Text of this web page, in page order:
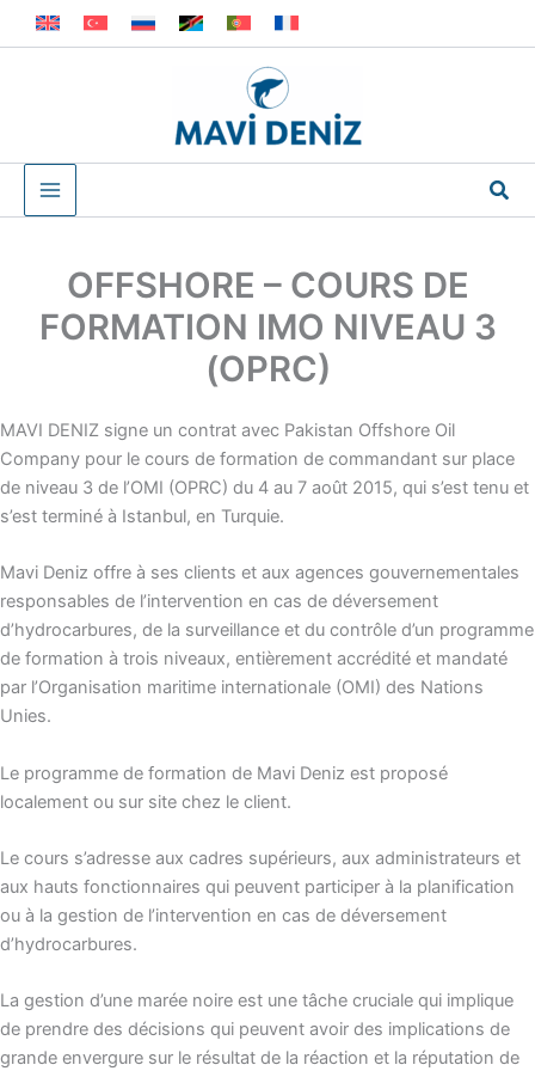
au
OFFSHORE – COURS DE
FORMATION IMO NIVEAU 3
(OPRC)
MAVI DENIZ signe un contrat avec Pakistan Offshore Oil
Company pour le cours de formation de commandant sur place
de niveau 3 de l’OMI (OPRC) du 4 au 7 août 2015, qui s’est tenu et
s’est terminé à Istanbul, en Turquie.
Mavi Deniz offre à ses clients et aux agences gouvernementales
responsables de l’intervention en cas de déversement
d’hydrocarbures, de la surveillance et du contrôle d’un programme
de formation à trois niveaux, entièrement accrédité et mandaté
par l’Organisation maritime internationale (OMI) des Nations
Unies.
Le programme de formation de Mavi Deniz est proposé
localement ou sur site chez le client.
Le cours s’adresse aux cadres supérieurs, aux administrateurs et
aux hauts fonctionnaires qui peuvent participer à la planification
ou à la gestion de l’intervention en cas de déversement
d’hydrocarbures.
La gestion d’une marée noire est une tâche cruciale qui implique
de prendre des décisions qui peuvent avoir des implications de
grande envergure sur le résultat de la réaction et la réputation de